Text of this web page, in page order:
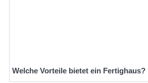
Welche Vorteile bietet ein Fertighaus?